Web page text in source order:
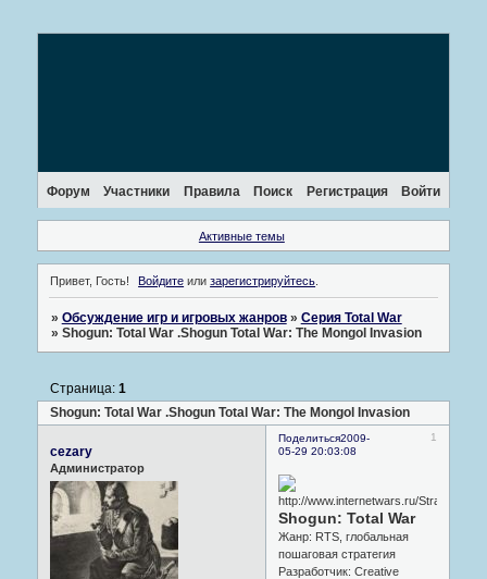
Форум Участники Правила Поиск Регистрация Войти
Активные темы
Привет, Гость! Войдите илизарегистрируйтесь
» Обсуждение игр и игровых жанров » Серия Total War
» Shogun: Total War .Shogun Total War: The Mongol Invasion
Shogun: Total War .Shogun Total War: The Mongol Invasion
Страница: 1
Поделиться 1
2009-
05-29 20:03:08
cezary
Администратор
Shogun: Total War
Жанр: RTS, глобальная
пошаговая стратегия
Разработчик: Creative